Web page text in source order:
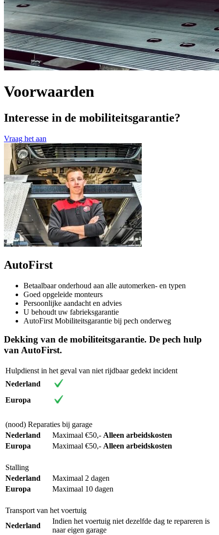
Voorwaarden
Interesse in de mobiliteitsgarantie?
Vraag het aan
AutoFirst
Betaalbaar onderhoud aan alle automerken- en typen
Goed opgeleide monteurs
Persoonlijke aandacht en advies
U behoudt uw fabrieksgarantie
AutoFirst Mobiliteitsgarantie bij pech onderweg
Dekking van de mobiliteitsgarantie. De pech hulp
van AutoFirst.
Hulpdienst in het geval van niet rijdbaar gedekt incident
Nederland
Europa
(nood) Reparaties bij garage
Nederland
Maximaal €50,- Alleen arbeidskosten
Europa
Maximaal €50,- Alleen arbeidskosten
Stalling
Nederland
Maximaal 2 dagen
Europa
Maximaal 10 dagen
Transport van het voertuig
Nederland
Indien het voertuig niet dezelfde dag te repareren is
naar eigen garage